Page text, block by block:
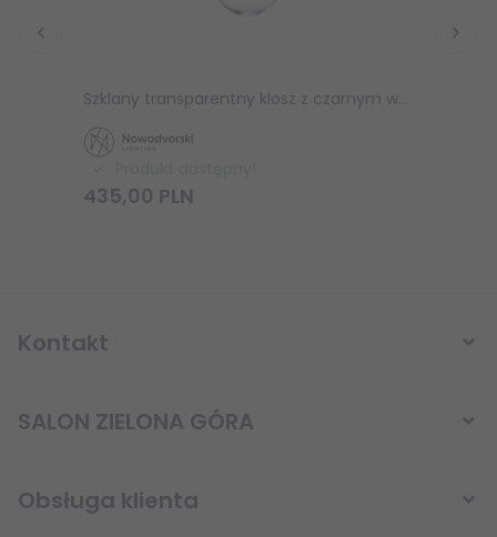
Szklany transparentny klosz z czarnym wykończeniem do systemu CAMELEON PEARS M 10330 Nowodvorski Lighting
435,00 PLN
Kontakt
SALON ZIELONA GÓRA
Obsługa klienta